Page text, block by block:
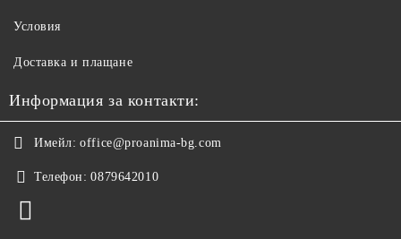
Условия
Доставка и плащане
Информация за контакти:
Имейл: office@proanima-bg.com
Телефон: 0879642010